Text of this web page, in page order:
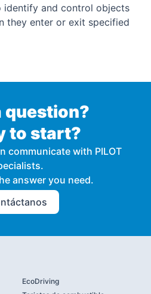
identify and control objects
they enter or exit specified
question?
to start?
communicate with PILOT
answer you need.
EcoDriving